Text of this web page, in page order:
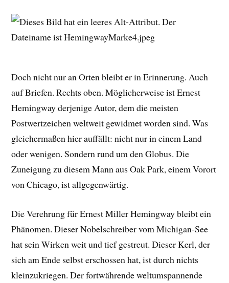
Doch nicht nur an Orten bleibt er in Erinnerung. Auch
auf Briefen. Rechts oben. Möglicherweise ist Ernest
Hemingway derjenige Autor, dem die meisten
Postwertzeichen weltweit gewidmet worden sind. Was
gleichermaßen hier auffällt: nicht nur in einem Land
oder wenigen. Sondern rund um den Globus. Die
Zuneigung zu diesem Mann aus Oak Park, einem Vorort
von Chicago, ist allgegenwärtig.
Die Verehrung für Ernest Miller Hemingway bleibt ein
Phänomen. Dieser Nobelschreiber vom Michigan-See
hat sein Wirken weit und tief gestreut. Dieser Kerl, der
sich am Ende selbst erschossen hat, ist durch nichts
kleinzukriegen. Der fortwährende weltumspannende